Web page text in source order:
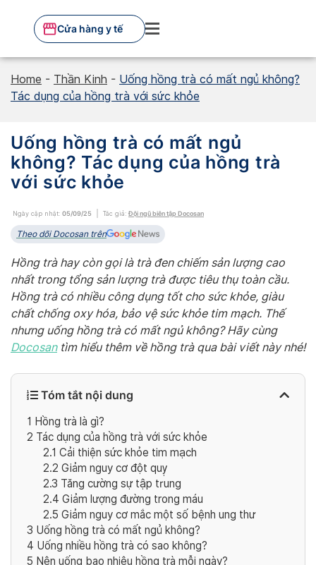
content
Cửa hàng y tế
Home - Thần Kinh - Uống hồng trà có mất ngủ không?
Tác dụng của hồng trà với sức khỏe
Uống hồng trà có mất ngủ
không? Tác dụng của hồng trà
với sức khỏe
Ngày cập nhật: 05/09/25 Tác giả: Đội ngũ biên tập Docosan
Theo dõi Docosan trên
Hồng trà hay còn gọi là trà đen chiếm sản lượng cao
nhất trong tổng sản lượng trà được tiêu thụ toàn cầu.
Hồng trà có nhiều công dụng tốt cho sức khỏe, giàu
chất chống oxy hóa, bảo vệ sức khỏe tim mạch. Thế
nhưng uống hồng trà có mất ngủ không? Hãy cùng
Docosantìm hiểu thêm về hồng trà qua bài viết này nhé!
Tóm tắt nội dung
1 Hồng trà là gì?
2 Tác dụng của hồng trà với sức khỏe
2.1 Cải thiện sức khỏe tim mạch
2.2 Giảm nguy cơ đột quỵ
2.3 Tăng cường sự tập trung
2.4 Giảm lượng đường trong máu
2.5 Giảm nguy cơ mắc một số bệnh ung thư
3 Uống hồng trà có mất ngủ không?
4 Uống nhiều hồng trà có sao không?
5 Nên uống bao nhiêu hồng trà mỗi ngày?